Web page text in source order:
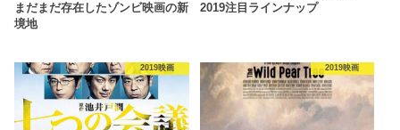
まだまだ存在したゾンビ映画の新
境地
2019注目ラインナップ
2019映画 2019映画